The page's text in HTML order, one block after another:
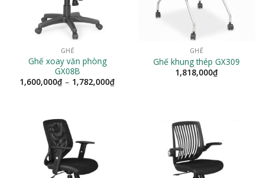
GHẾ
Ghế xoay văn phòng
GX08B
1,600,000₫ – 1,782,000₫Khoảng
GHẾ
Ghế khung thép GX309
1,818,000₫